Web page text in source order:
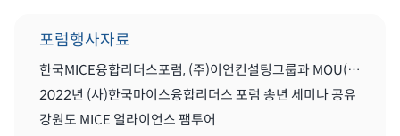
포럼행사자료
한국MICE융합리더스포럼, (주)이언컨설팅그룹과 MOU(업무협약) 체결식
2022년 (사)한국마이스융합리더스 포럼 송년 세미나 공유
강원도 MICE 얼라이언스 팸투어